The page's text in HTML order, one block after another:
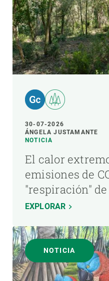
30-07-2026
ÁNGELA JUSTAMANTE
NOTICIA
El calor
emisiones de
"respiración"
EXPLORAR
NOTICIA